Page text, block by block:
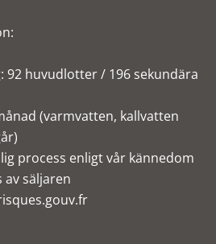
92 huvudlotter / 196 sekundära
(varmvatten, kallvatten
process enligt vår kännedom
av säljaren